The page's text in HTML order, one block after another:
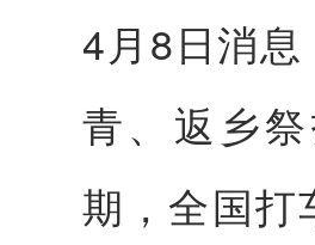
4月8日消
青、返乡
期，全国打